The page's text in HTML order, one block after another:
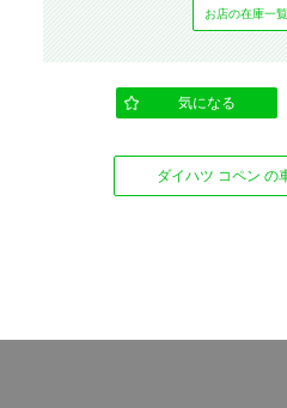
お店の在庫⼀
気になる
ダイハツ コペン の